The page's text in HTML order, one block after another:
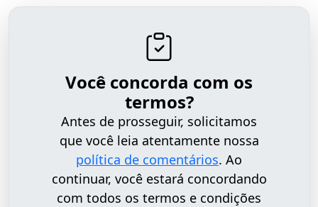
Você concorda com os
termos?
Antes de prosseguir, solicitamos
que você leia atentamente nossa
política de comentários. Ao
continuar, você estará concordando
com todos os termos e condições